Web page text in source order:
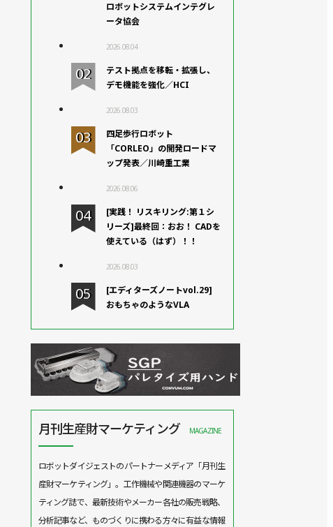
ロボットシステムインテグレ
ータ協会
2026.08.04
テスト拠点を移転・拡張し、
デモ機能を強化／HCI
2026.08.03
四足歩行ロボット
「CORLEO」の開発ロードマ
ップ発表／川崎重工業
2026.08.06
[実践！ リスキリング:第１シ
リーズ]最終回：おお！ CADを
使えている（はず）！！
2026.08.03
[エディターズノートvol.29]
おもちゃのようなVLA
月刊生産財マーケティング MAGAZINE
ロボットダイジェストのパートナーメディア「月刊生
産財マーケティング」。工作機械や関連機器のマーケ
ティング誌で、最新技術やメーカー各社の販売戦略、
分析記事など、ものづくりに携わる方々に有益な情報